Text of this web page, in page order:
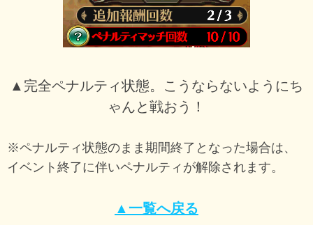
▲完全ペナルティ状態。こうならないようにち
ゃんと戦おう！
※ペナルティ状態のまま期間終了となった場合は、
イベント終了に伴いペナルティが解除されます。
▲一覧へ戻る